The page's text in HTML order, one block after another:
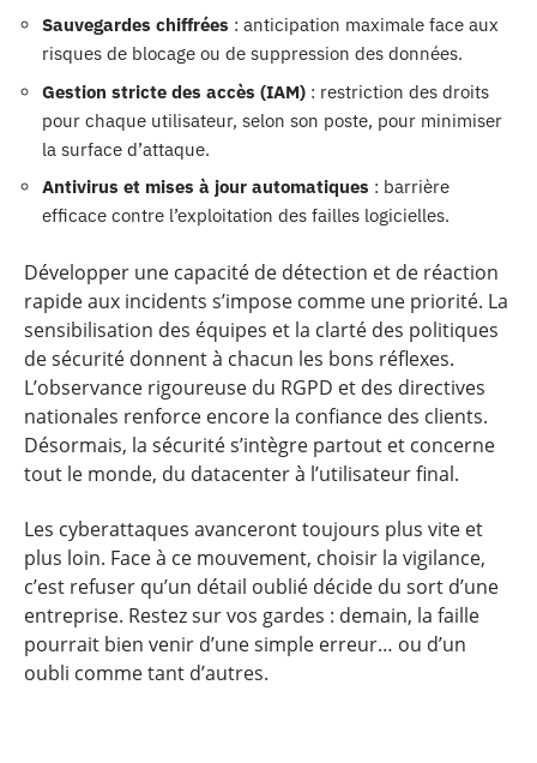
Sauvegardes chiffrées : anticipation maximale face aux
risques de blocage ou de suppression des données.
Gestion stricte des accès (IAM) : restriction des droits
pour chaque utilisateur, selon son poste, pour minimiser
la surface d’attaque.
Antivirus et mises à jour automatiques : barrière
efficace contre l’exploitation des failles logicielles.
Développer une capacité de détection et de réaction
rapide aux incidents s’impose comme une priorité. La
sensibilisation des équipes et la clarté des politiques
de sécurité donnent à chacun les bons réflexes.
L’observance rigoureuse du RGPD et des directives
nationales renforce encore la confiance des clients.
Désormais, la sécurité s’intègre partout et concerne
tout le monde, du datacenter à l’utilisateur final.
Les cyberattaques avanceront toujours plus vite et
plus loin. Face à ce mouvement, choisir la vigilance,
c’est refuser qu’un détail oublié décide du sort d’une
entreprise. Restez sur vos gardes : demain, la faille
pourrait bien venir d’une simple erreur… ou d’un
oubli comme tant d’autres.